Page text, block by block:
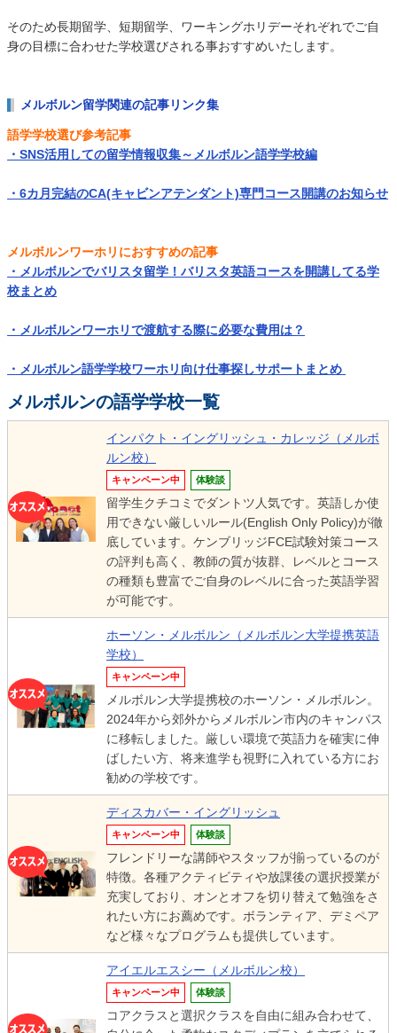
そのため長期留学、短期留学、ワーキングホリデーそれぞれでご自
身の目標に合わせた学校選びされる事おすすめいたします。
メルボルン留学関連の記事リンク集
語学学校選び参考記事
・SNS活用しての留学情報収集～メルボルン語学学校編
・6カ月完結のCA(キャビンアテンダント)専門コース開講のお知らせ
メルボルンワーホリにおすすめの記事
・メルボルンでバリスタ留学！バリスタ英語コースを開講してる学
校まとめ
・メルボルンワーホリで渡航する際に必要な費用は？
・メルボルン語学学校ワーホリ向け仕事探しサポートまとめ
メルボルンの語学学校一覧
インパクト・イングリッシュ・カレッジ（メルボ
ルン校）
キャンペーン中 体験談
留学生クチコミでダントツ人気です。英語しか使
用できない厳しいルール(English Only Policy)が徹
底しています。ケンブリッジFCE試験対策コース
の評判も高く、教師の質が抜群、レベルとコース
の種類も豊富でご自身のレベルに合った英語学習
が可能です。
ホーソン・メルボルン（メルボルン大学提携英語
学校）
キャンペーン中
メルボルン大学提携校のホーソン・メルボルン。
2024年から郊外からメルボルン市内のキャンパス
に移転しました。厳しい環境で英語力を確実に伸
ばしたい方、将来進学も視野に入れている方にお
勧めの学校です。
ディスカバー・イングリッシュ
キャンペーン中 体験談
フレンドリーな講師やスタッフが揃っているのが
特徴。各種アクティビティや放課後の選択授業が
充実しており、オンとオフを切り替えて勉強をさ
れたい方にお薦めです。ボランティア、デミペア
など様々なプログラムも提供しています。
アイエルエスシー（メルボルン校）
キャンペーン中 体験談
コアクラスと選択クラスを自由に組み合わせて、